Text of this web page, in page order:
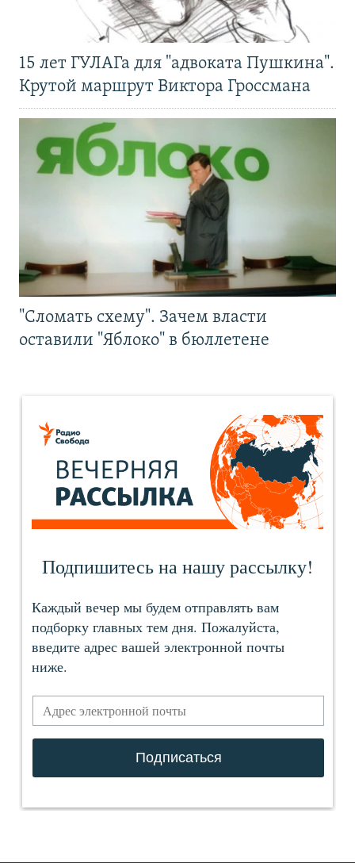
15 лет ГУЛАГа для "адвоката Пушкина".
Крутой маршрут Виктора Гроссмана
"Сломать схему". Зачем власти
оставили "Яблоко" в бюллетене